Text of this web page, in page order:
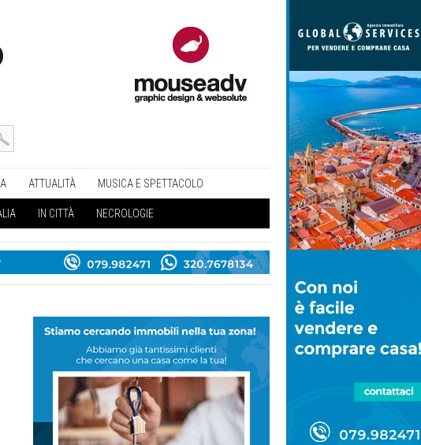
ATTUALITÀ MUSICA E SPETTACOLO
IN CITTÀ NECROLOGIE